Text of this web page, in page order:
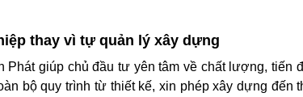
thay vì tự quản lý xây dựng
giúp chủ đầu tư yên tâm về chất lượng, tiến
bộ quy trình từ thiết kế, xin phép xây dựng đến